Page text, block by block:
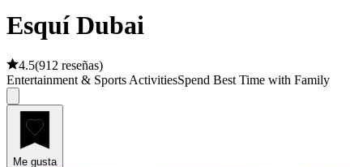
Esquí Dubai
4.5(912 reseñas)
Entertainment & Sports ActivitiesSpend Best Time with Family
Me gusta